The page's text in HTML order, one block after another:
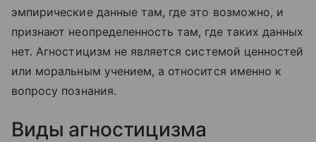
эмпирические данные там, где это возможно, и
признают неопределенность там, где таких данных
нет. Агностицизм не является системой ценностей
или моральным учением, а относится именно к
вопросу познания.
Виды агностицизма